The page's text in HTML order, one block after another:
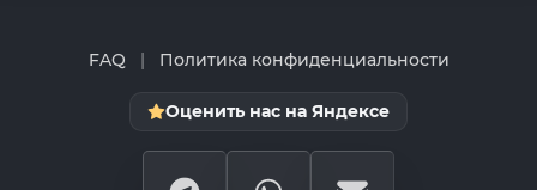
FAQ | Политика конфиденциальности
Оценить нас на Яндексе